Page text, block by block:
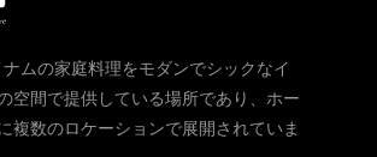
ムの家庭料理をモダンでシックなイ
空間で提供している場所であり、ホー
複数のロケーションで展開されていま